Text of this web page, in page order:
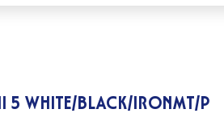
BLACK/IRONMT/P